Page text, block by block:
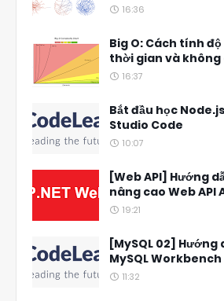
16:36
Big O: Cách tính
thời gian và không
16:37
Bắt đầu học
Studio Code
10:07
[Web API] Hướng
nâng cao Web API
19:21
[MySQL 02] Hướng
MySQL Workbench
11:32